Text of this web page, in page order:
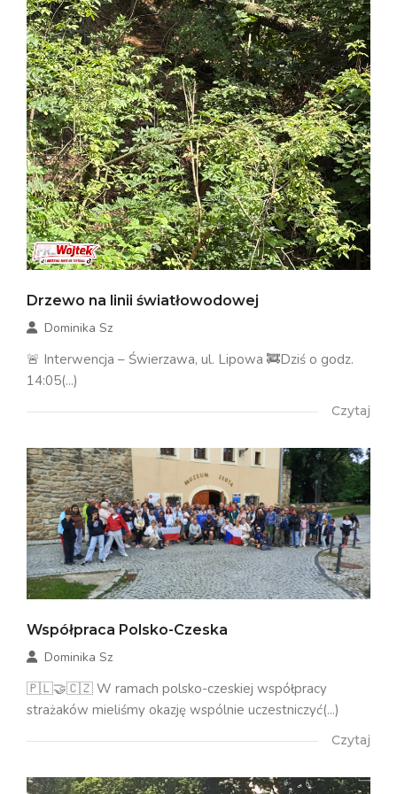
Drzewo na linii światłowodowej
Dominika Sz
🚨 Interwencja – Świerzawa, ul. Lipowa 🚒Dziś o godz.
14:05(...)
Czytaj
Współpraca Polsko-Czeska
Dominika Sz
🇵🇱🤝🇨🇿 W ramach polsko-czeskiej współpracy
strażaków mieliśmy okazję wspólnie uczestniczyć(...)
Czytaj